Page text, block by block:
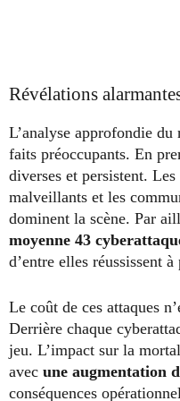
Révélations
L’analyse approfondie
faits préoccupants. En
diverses et persistent.
malveillants et les
dominent la scène. Par
moyenne 43
d’entre elles réussissent
Le coût de ces attaques
Derrière chaque
jeu. L’impact sur la
avec une augmentation
conséquences